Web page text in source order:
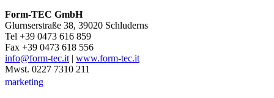
Form-TEC GmbH
Glurnserstraße 38, 39020 Schluderns
Tel +39 0473 616 859
Fax +39 0473 618 556
info@form-tec.it| www.form-tec.it
Mwst. 0227 7310 211
marketing